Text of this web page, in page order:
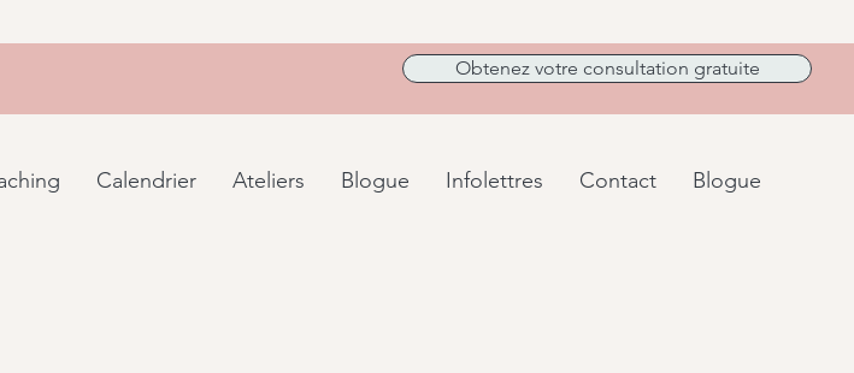
Obtenez votre consultation gratuite
Calendrier Ateliers Blogue Infolettres Contact Blogue